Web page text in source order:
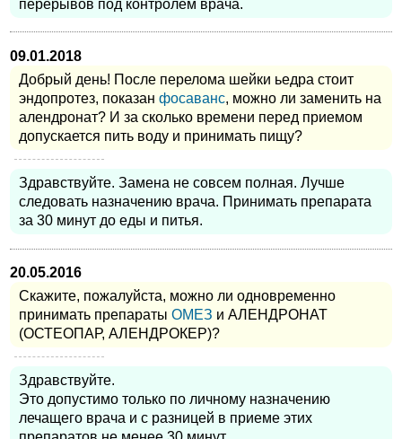
перерывов под контролем врача.
09.01.2018
Добрый день! После перелома шейки ьедра стоит
эндопротез, показан фосаванс, можно ли заменить на
алендронат? И за сколько времени перед приемом
допускается пить воду и принимать пищу?
Здравствуйте. Замена не совсем полная. Лучше
следовать назначению врача. Принимать препарата
за 30 минут до еды и питья.
20.05.2016
Скажите, пожалуйста, можно ли одновременно
принимать препараты ОМЕЗ и АЛЕНДРОНАТ
(ОСТЕОПАР, АЛЕНДРОКЕР)?
Здравствуйте.
Это допустимо только по личному назначению
лечащего врача и с разницей в приеме этих